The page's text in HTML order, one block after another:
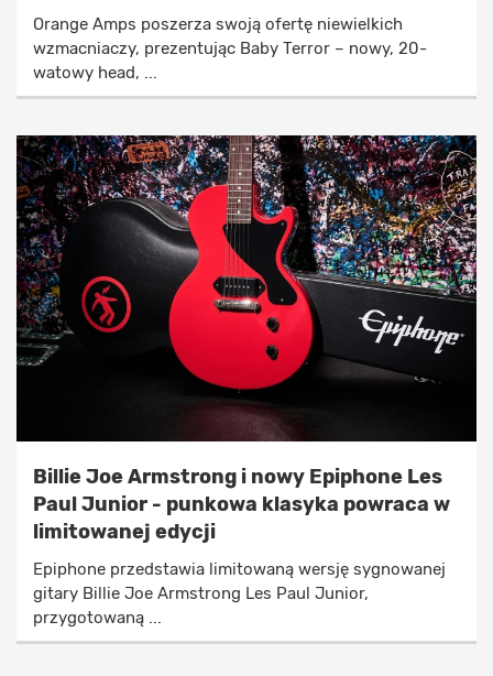
Orange Amps poszerza swoją ofertę niewielkich
wzmacniaczy, prezentując Baby Terror – nowy, 20-
watowy head, ...
Billie Joe Armstrong i nowy Epiphone Les
Paul Junior - punkowa klasyka powraca w
limitowanej edycji
Epiphone przedstawia limitowaną wersję sygnowanej
gitary Billie Joe Armstrong Les Paul Junior,
przygotowaną ...